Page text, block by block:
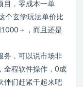
目，零成本一单
个玄学玩法单价比
＋，而且还是
务，可以说市场非
全程软件操作，0成
伴们赶紧干起来吧